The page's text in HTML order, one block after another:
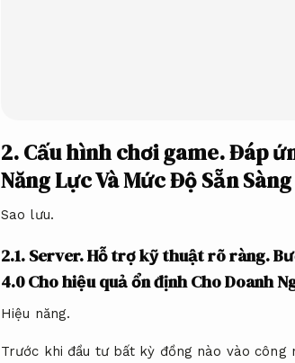
2.Cấu hình chơi game.Đáp
Năng Lực Và Mức Độ Sẵn
Sao lưu.
2.1. Server.Hỗ trợ kỹ thuật rõ ràng.
4.0 Cho hiệu quả ổn định Cho Doanh
Hiệu năng.
Trước khi đầu tư bất kỳ đồng nào vào công